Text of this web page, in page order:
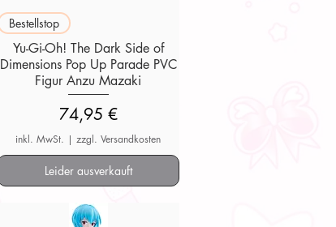
Schnellansicht
Bestellstop
Yu-Gi-Oh! The Dark Side of
Dimensions Pop Up Parade PVC
Figur Anzu Mazaki
Preis
74,95 €
inkl. MwSt. |zzgl. Versandkosten
Leider ausverkauft